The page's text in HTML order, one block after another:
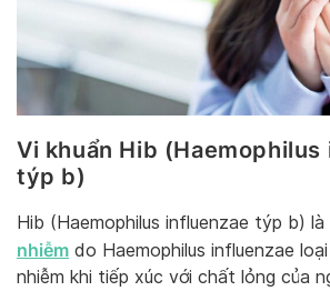
Vi khuẩn Hib (Haemophilus
týp b)
Hib (Haemophilus influenzae týp b)
nhiễm do Haemophilus influenzae
nhiễm khi tiếp xúc với chất lỏng của